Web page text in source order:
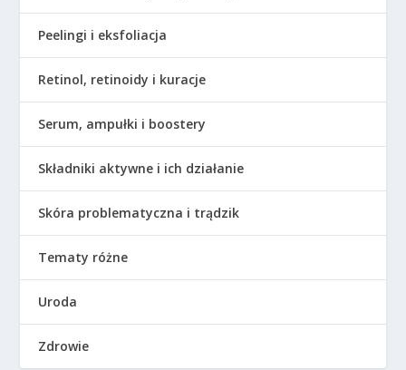
Peelingi i eksfoliacja
Retinol, retinoidy i kuracje
Serum, ampułki i boostery
Składniki aktywne i ich działanie
Skóra problematyczna i trądzik
Tematy różne
Uroda
Zdrowie